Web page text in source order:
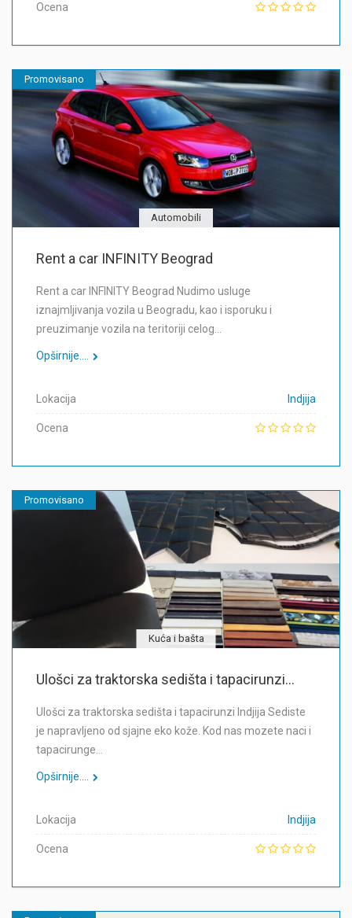
Ocena
Promovisano
Automobili
Rent a car INFINITY Beograd
Rent a car INFINITY Beograd Nudimo usluge
iznajmljivanja vozila u Beogradu, kao i isporuku i
preuzimanje vozila na teritoriji celog…
Opširnije....
Lokacija Indjija
Ocena
Promovisano
Kuća i bašta
Ulošci za traktorska sedišta i tapacirunzi...
Ulošci za traktorska sedišta i tapacirunzi Indjija Sediste
je napravljeno od sjajne eko kože. Kod nas mozete naci i
tapacirunge…
Opširnije....
Lokacija Indjija
Ocena